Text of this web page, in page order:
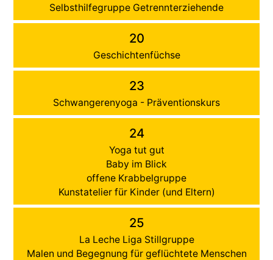
Selbsthilfegruppe Getrennterziehende
20
Geschichtenfüchse
23
Schwangerenyoga - Präventionskurs
24
Yoga tut gut
Baby im Blick
offene Krabbelgruppe
Kunstatelier für Kinder (und Eltern)
25
La Leche Liga Stillgruppe
Malen und Begegnung für geflüchtete Menschen